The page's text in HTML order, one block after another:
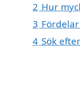
2 Hur
3
4 Sök